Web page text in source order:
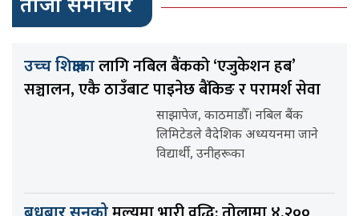
ताजा समाचार
उच्च शिक्षाकालागि नबिल बैंकको ‘एजुकेशन हब’
सञ्चालन, एकै ठाउँबाट पाइनेछ बैंकिङ र परामर्श सेवा
साझापेज, काठमाडौँ। नबिल बैंक
लिमिटेडले वैदेशिक अध्ययनमा जाने
विद्यार्थी, उनीहरूका